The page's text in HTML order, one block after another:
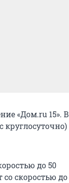
«Дом.ru 15». В
круглосуточно)
до 50
со скоростью до